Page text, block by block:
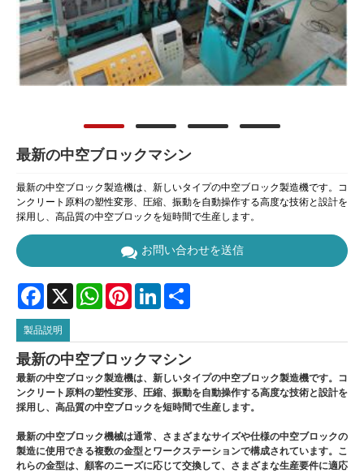
最新の中空ブロックマシン
最新の中空ブロック製造機は、新しいタイプの中空ブロック製造機です。コ
ンクリート原料の塑性変形、圧縮、振動を自動操作する高度な技術と設計を
採用し、高品質の中空ブロックを短時間で生産します。
お問い合わせを送信
Facebook
X WhatsAppPinterestLinkedIn
製品説明
最新の中空ブロックマシン
最新の中空ブロック製造機は、新しいタイプの中空ブロック製造機です。コ
ンクリート原料の塑性変形、圧縮、振動を自動操作する高度な技術と設計を
採用し、高品質の中空ブロックを短時間で生産します。
最新の中空ブロック機械は通常、さまざまなサイズや仕様の中空ブロックの
製造に使用できる複数の金型とワークステーションで構成されています。こ
れらの金型は、顧客のニーズに応じて交換して、さまざまな生産要件に適応